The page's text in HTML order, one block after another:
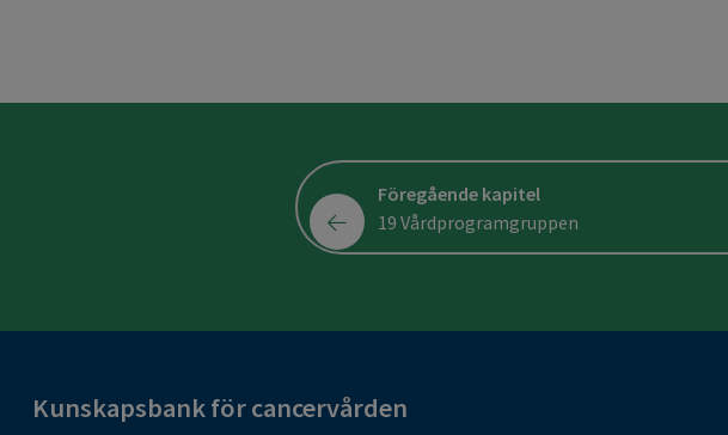
Föregående kapitel
19 Vårdprogramgruppen
Kunskapsbank för cancervården